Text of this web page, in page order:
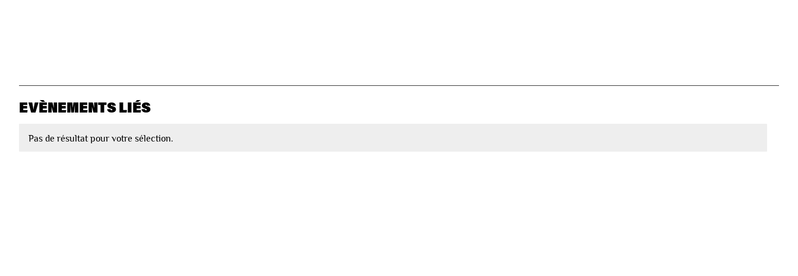
EVÈNEMENTS LIÉS
Pas de résultat pour votre sélection.